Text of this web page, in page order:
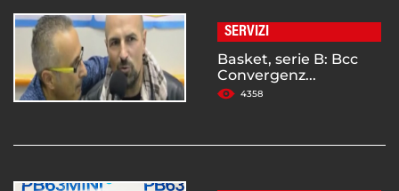
SERVIZI
Basket, serie B: Bcc
Convergenz...
4358